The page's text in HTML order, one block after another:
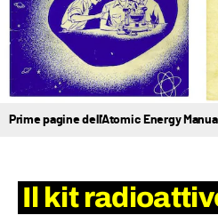
Prime pagine dell'Atomic Energy
Il kit